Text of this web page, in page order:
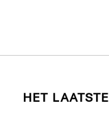
HET LAATSTE